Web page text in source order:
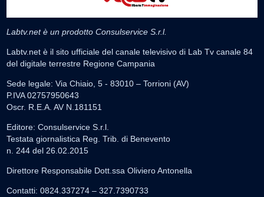
Labtv.net è un prodotto Consulservice S.r.l.
Labtv.net è il sito ufficiale del canale televisivo di Lab Tv canale 84
del digitale terrestre Regione Campania
Sede legale: Via Chiaio, 5 - 83010 – Torrioni (AV)
P.IVA 02757950643
Oscr. R.E.A. AV N.181151
Editore: Consulservice S.r.l.
Testata giornalistica Reg. Trib. di Benevento
n. 244 del 26.02.2015
Direttore Responsabile Dott.ssa Oliviero Antonella
Contatti: 0824.337274 – 327.7390733